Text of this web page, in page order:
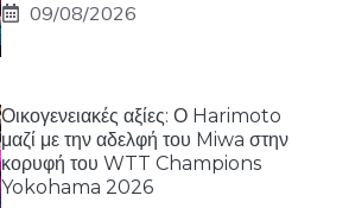
09/08/2026
Οικογενειακές αξίες: Ο Harimoto
μαζί με την αδελφή του Miwa στην
κορυφή του WTT Champions
Yokohama 2026